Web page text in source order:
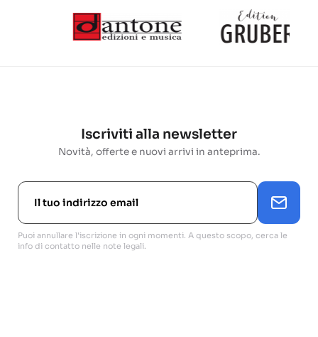
Iscriviti alla newsletter
Novità, offerte e nuovi arrivi in anteprima.
Puoi annullare l'iscrizione in ogni momenti. A questo scopo, cerca le
info di contatto nelle note legali.